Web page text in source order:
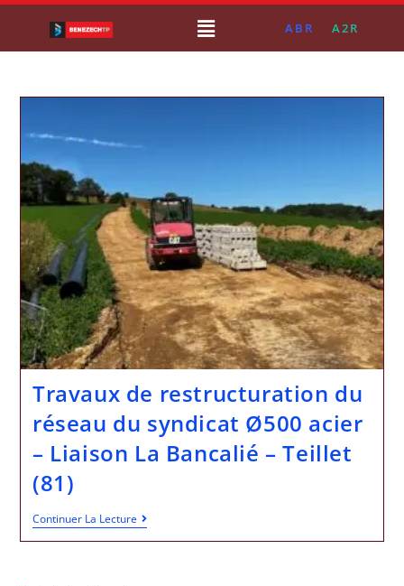
ABR A2R
Travaux de restructuration du
réseau du syndicat Ø500 acier
– Liaison La Bancalié – Teillet
(81)
Continuer La Lecture